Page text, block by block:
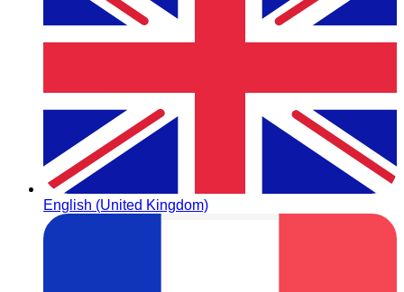
English (United Kingdom)